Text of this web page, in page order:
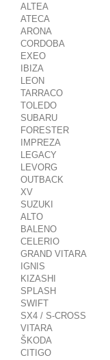
ALTEA
ATECA
ARONA
CORDOBA
EXEO
IBIZA
LEON
TARRACO
TOLEDO
SUBARU
FORESTER
IMPREZA
LEGACY
LEVORG
OUTBACK
XV
SUZUKI
ALTO
BALENO
CELERIO
GRAND VITARA
IGNIS
KIZASHI
SPLASH
SWIFT
SX4 / S-CROSS
VITARA
ŠKODA
CITIGO